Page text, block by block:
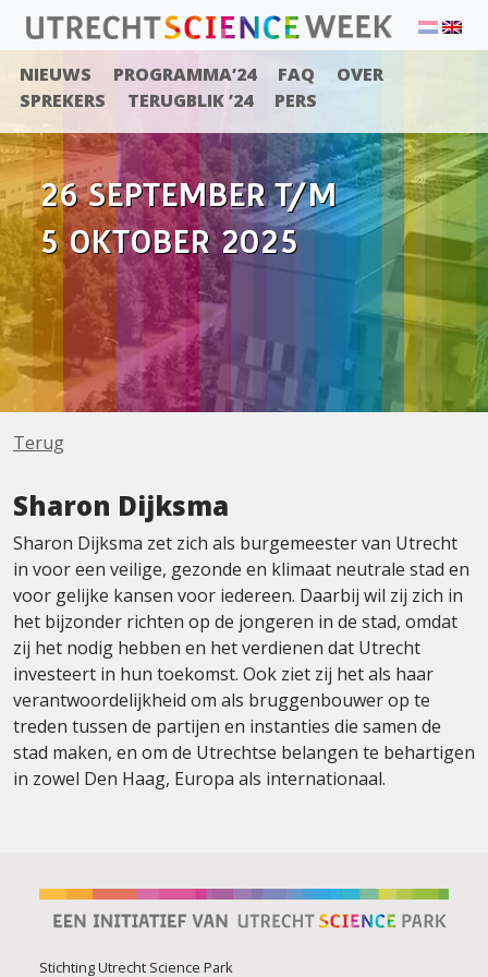
NIEUWS PROGRAMMA’24 FAQ
OVER
SPREKERS
TERUGBLIK ’24 PERS
26 SEPTEMBER T/M
5 OKTOBER 2025
Terug
Sharon Dijksma
Sharon Dijksma zet zich als burgemeester van Utrecht
in voor een veilige, gezonde en klimaat neutrale stad en
voor gelijke kansen voor iedereen. Daarbij wil zij zich in
het bijzonder richten op de jongeren in de stad, omdat
zij het nodig hebben en het verdienen dat Utrecht
investeert in hun toekomst. Ook ziet zij het als haar
verantwoordelijkheid om als bruggenbouwer op te
treden tussen de partijen en instanties die samen de
stad maken, en om de Utrechtse belangen te behartigen
in zowel Den Haag, Europa als internationaal.
Stichting Utrecht Science Park